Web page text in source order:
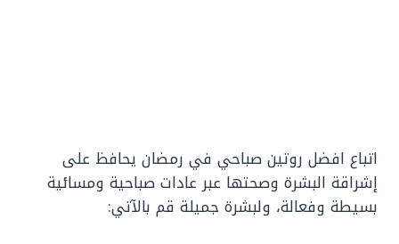
اتباع افضل روتين صباحي في رمضان يحافظ على
إشراقة البشرة وصحتها عبر عادات صباحية ومسائية
بسيطة وفعالة، ولبشرة جميلة قم بالآتي: